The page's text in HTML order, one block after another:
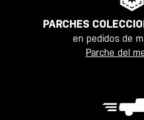
PARCHES
en pedidos de
Parche del